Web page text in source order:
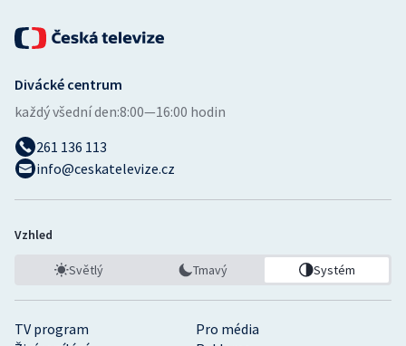
TV program
Pro média
Divácké centrum
každý všední den:8:00—16:00 hodin
261 136 113
info@ceskatelevize.cz
Vzhled
Světlý Tmavý Systém